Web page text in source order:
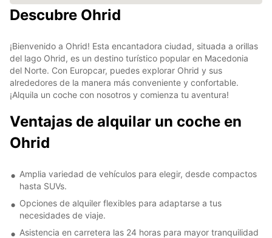
Descubre Ohrid
¡Bienvenido a Ohrid! Esta encantadora ciudad, situada a orillas
del lago Ohrid, es un destino turístico popular en Macedonia
del Norte. Con Europcar, puedes explorar Ohrid y sus
alrededores de la manera más conveniente y confortable.
¡Alquila un coche con nosotros y comienza tu aventura!
Ventajas de alquilar un coche en
Ohrid
Amplia variedad de vehículos para elegir, desde compactos
hasta SUVs.
Opciones de alquiler flexibles para adaptarse a tus
necesidades de viaje.
Asistencia en carretera las 24 horas para mayor tranquilidad